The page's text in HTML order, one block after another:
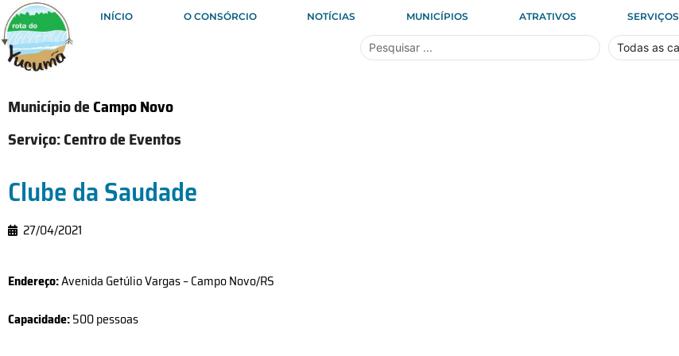
INÍCIO O CONSÓRCIO NOTÍCIAS MUNICÍPIOS ATRATIVOS SERVIÇOS
Município deCampo Novo
Serviço:Centro de Eventos
Clube da Saudade
27/04/2021
Endereço:Avenida Getúlio Vargas – Campo Novo/RS
Capacidade:500 pessoas